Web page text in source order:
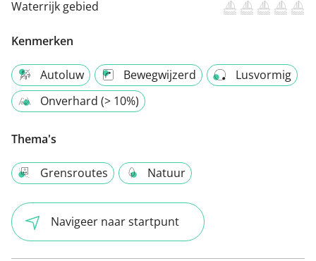
Waterrijk gebied
Kenmerken
Autoluw Bewegwijzerd
Lusvormig
Onverhard (> 10%)
Thema's
Grensroutes Natuur
Navigeer naar startpunt